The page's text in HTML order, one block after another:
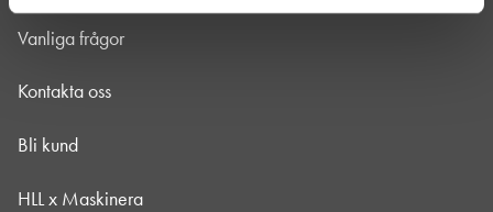
Vanliga frågor
Kontakta oss
Bli kund
HLL x Maskinera